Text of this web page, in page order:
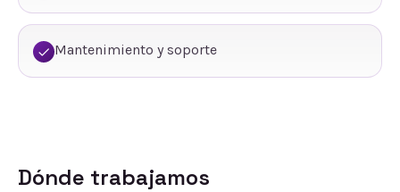
Mantenimiento y soporte
Dónde trabajamos